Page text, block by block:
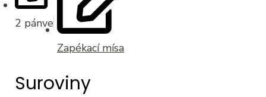
2 pánve
Zapékací mísa
Suroviny